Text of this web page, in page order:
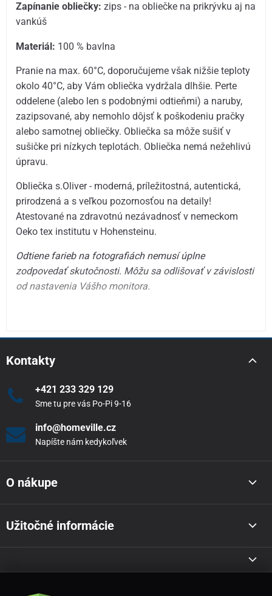
Zapínanie obliečky: zips - na obliečke na prikrývku aj na
vankúš
Materiál: 100 % bavlna
Pranie na max. 60°C, doporučujeme však nižšie teploty
okolo 40°C, aby Vám obliečka vydržala dlhšie. Perte
oddelene (alebo len s podobnými odtieňmi) a naruby,
zazipsované, aby nemohlo dôjsť k poškodeniu pračky
alebo samotnej obliečky. Obliečka sa môže sušiť v
sušičke pri nízkych teplotách. Obliečka nemá nežehlivú
úpravu.
Obliečka s.Oliver - moderná, príležitostná, autentická,
prirodzená a s veľkou pozornosťou na detaily!
Atestované na zdravotnú nezávadnosť v nemeckom
Oeko tex institutu v Hohensteinu.
Odtiene farieb na fotografiách nemusí úplne
zodpovedať skutočnosti. Môžu sa odlišovať v závislosti
od nastavenia Vášho monitora.
Kontakty
+421 233 329 129
Sme tu pre vás Po-Pi 9-16
info@homeville.cz
Napíšte nám kedykoľvek
O nákupe
Užitočné informácie